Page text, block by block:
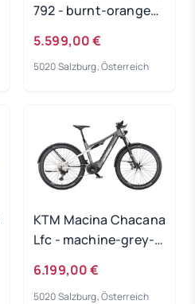
792 - burnt-orange
5.599,00 €
5020 Salzburg, Österreich
KTM Macina Chacana
Lfc - machine-grey-
XL
6.199,00 €
5020 Salzburg, Österreich